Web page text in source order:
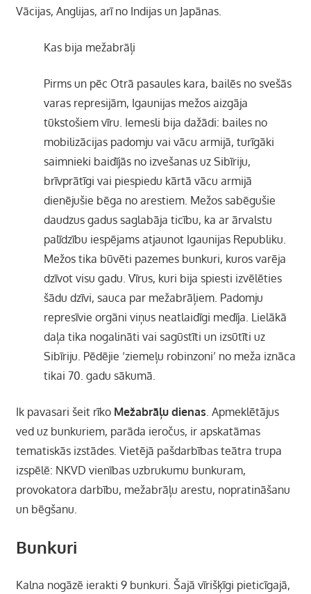
Vācijas, Anglijas, arī no Indijas un Japānas.
Kas bija mežabrāļi
Pirms un pēc Otrā pasaules kara, bailēs no svešās
varas represijām, Igaunijas mežos aizgāja
tūkstošiem vīru. Iemesli bija dažādi: bailes no
mobilizācijas padomju vai vācu armijā, turīgāki
saimnieki baidījās no izvešanas uz Sibīriju,
brīvprātīgi vai piespiedu kārtā vācu armijā
dienējušie bēga no arestiem. Mežos sabēgušie
daudzus gadus saglabāja ticību, ka ar ārvalstu
palīdzību iespējams atjaunot Igaunijas Republiku.
Mežos tika būvēti pazemes bunkuri, kuros varēja
dzīvot visu gadu. Vīrus, kuri bija spiesti izvēlēties
šādu dzīvi, sauca par mežabrāļiem. Padomju
represīvie orgāni viņus neatlaidīgi medīja. Lielākā
daļa tika nogalināti vai sagūstīti un izsūtīti uz
Sibīriju. Pēdējie ‘ziemeļu robinzoni’ no meža iznāca
tikai 70. gadu sākumā.
Ik pavasari šeit rīko Mežabrāļu dienas. Apmeklētājus
ved uz bunkuriem, parāda ieročus, ir apskatāmas
tematiskās izstādes. Vietējā pašdarbības teātra trupa
izspēlē: NKVD vienības uzbrukumu bunkuram,
provokatora darbību, mežabrāļu arestu, nopratināšanu
un bēgšanu.
Bunkuri
Kalna nogāzē ierakti 9 bunkuri. Šajā vīrišķīgi pieticīgajā,